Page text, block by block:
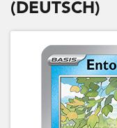
(DEUTSCH)